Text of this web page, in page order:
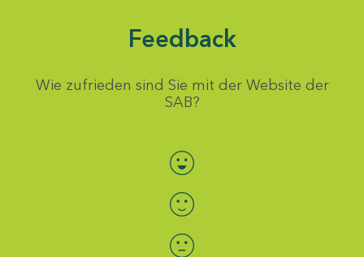
Feedback
Wie zufrieden sind Sie mit der Website der
SAB?
Bewertung auswählen